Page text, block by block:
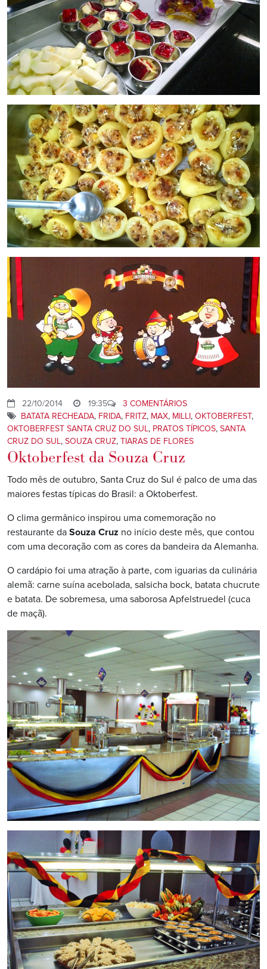
22/10/2014 19:35
3 COMENTÁRIOS
BATATA RECHEADA, FRIDA, FRITZ, MAX, MILLI, OKTOBERFEST,
OKTOBERFEST SANTA CRUZ DO SUL, PRATOS TÍPICOS, SANTA
CRUZ DO SUL, SOUZA CRUZ, TIARAS DE FLORES
Oktoberfest da Souza Cruz
Todo mês de outubro, Santa Cruz do Sul é palco de uma das
maiores festas típicas do Brasil: a Oktoberfest.
O clima germânico inspirou uma comemoração no
restaurante da Souza Cruz no início deste mês, que contou
com uma decoração com as cores da bandeira da Alemanha.
O cardápio foi uma atração à parte, com iguarias da culinária
alemã: carne suína acebolada, salsicha bock, batata chucrute
e batata. De sobremesa, uma saborosa Apfelstruedel (cuca
de maçã).